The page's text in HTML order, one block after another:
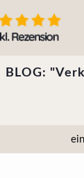
BLOG: